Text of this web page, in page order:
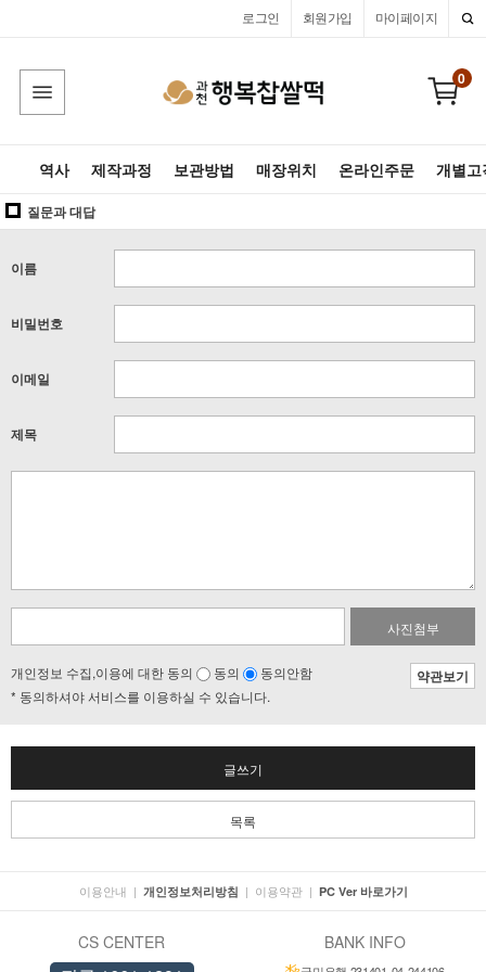
마이페이지
회원가입
로그인
0
역사 제작과정 보관방법 매장위치 온라인주문 개별
질문과 대답
이름
비밀번호
이메일
제목
사진첨부
개인정보 수집,이용에 대한 동의 동의 동의안함 약관보기
* 동의하셔야 서비스를 이용하실 수 있습니다.
글쓰기
목록
이용안내 | 개인정보처리방침 | 이용약관 | PC Ver 바로가기
CS CENTER BANK INFO